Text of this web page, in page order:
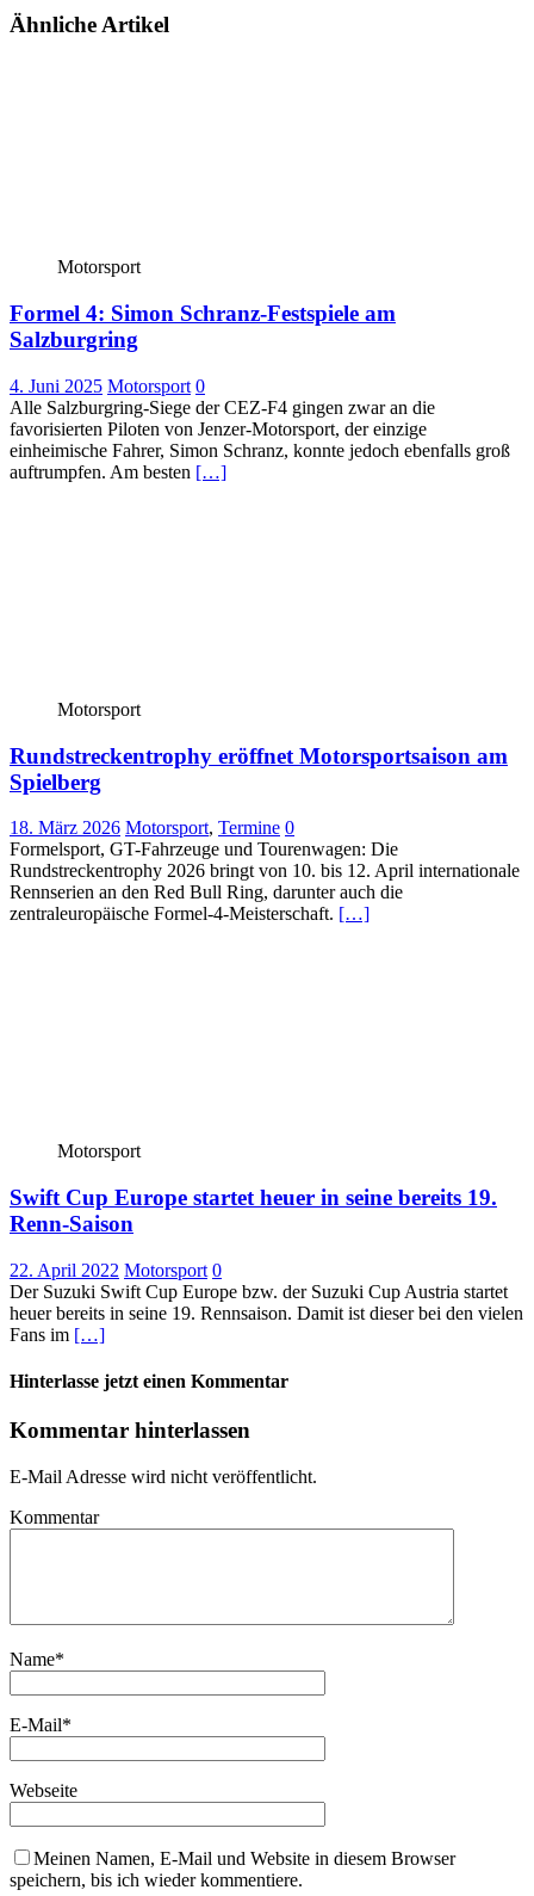
Ähnliche Artikel
Motorsport
Formel 4: Simon Schranz-Festspiele am
Salzburgring
4. Juni 2025 Motorsport 0
Alle Salzburgring-Siege der CEZ-F4 gingen zwar an die
favorisierten Piloten von Jenzer-Motorsport, der einzige
einheimische Fahrer, Simon Schranz, konnte jedoch ebenfalls groß
auftrumpfen. Am besten […]
Motorsport
Rundstreckentrophy eröffnet Motorsportsaison am
Spielberg
18. März 2026 Motorsport, Termine 0
Formelsport, GT-Fahrzeuge und Tourenwagen: Die
Rundstreckentrophy 2026 bringt von 10. bis 12. April internationale
Rennserien an den Red Bull Ring, darunter auch die
zentraleuropäische Formel-4-Meisterschaft. […]
Motorsport
Swift Cup Europe startet heuer in seine bereits 19.
Renn-Saison
22. April 2022 Motorsport 0
Der Suzuki Swift Cup Europe bzw. der Suzuki Cup Austria startet
heuer bereits in seine 19. Rennsaison. Damit ist dieser bei den vielen
Fans im […]
Hinterlasse jetzt einen Kommentar
Kommentar hinterlassen
E-Mail Adresse wird nicht veröffentlicht.
Kommentar
Name*
E-Mail*
Webseite
Meinen Namen, E-Mail und Website in diesem Browser
speichern, bis ich wieder kommentiere.